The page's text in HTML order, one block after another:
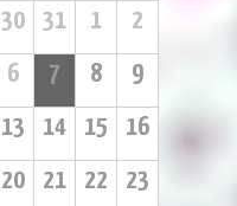
30 31 1
2
6 7 8
9
13 14 15
16
20 21 22
23